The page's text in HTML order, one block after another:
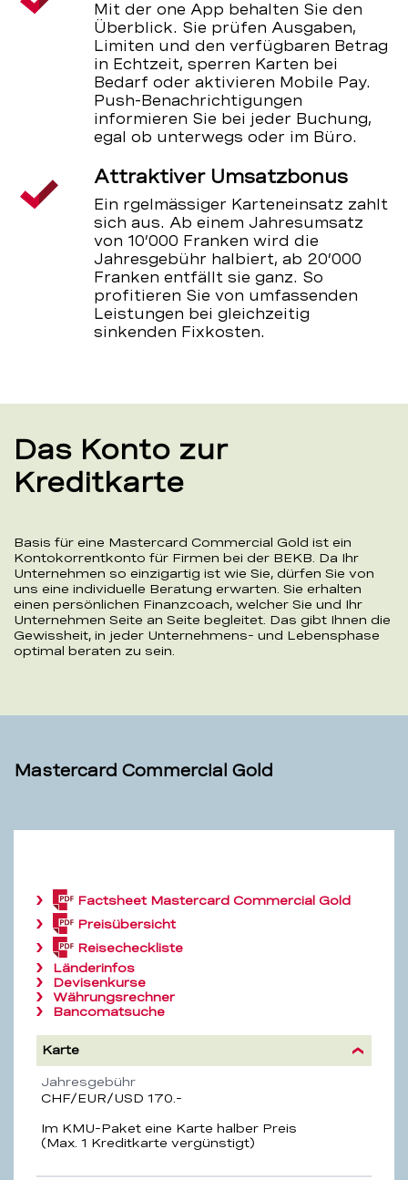
Mit der one App behalten Sie den
Überblick. Sie prüfen Ausgaben,
Limiten und den verfügbaren Betrag
in Echtzeit, sperren Karten bei
Bedarf oder aktivieren Mobile Pay.
Push-Benachrichtigungen
informieren Sie bei jeder Buchung,
egal ob unterwegs oder im Büro.
Attraktiver Umsatzbonus
Ein rgelmässiger Karteneinsatz zahlt
sich aus. Ab einem Jahresumsatz
von 10’000 Franken wird die
Jahresgebühr halbiert, ab 20’000
Franken entfällt sie ganz. So
profitieren Sie von umfassenden
Leistungen bei gleichzeitig
sinkenden Fixkosten.
Das Konto zur
Kreditkarte
Basis für eine Mastercard Commercial Gold ist ein
Kontokorrentkonto für Firmen bei der BEKB. Da Ihr
Unternehmen so einzigartig ist wie Sie, dürfen Sie von
uns eine individuelle Beratung erwarten. Sie erhalten
einen persönlichen Finanzcoach, welcher Sie und Ihr
Unternehmen Seite an Seite begleitet. Das gibt Ihnen die
Gewissheit, in jeder Unternehmens- und Lebensphase
optimal beraten zu sein.
Mastercard Commercial Gold
Factsheet Mastercard Commercial Gold
(PDF,
213.9
KB)
Preisübersicht
(PDF,
4.2
MB)
Reisecheckliste
(PDF,
547.3
KB)
Länderinfos
Devisenkurse
Währungsrechner
Bancomatsuche
Karte
Jahresgebühr
CHF/EUR/USD 170.-
Im KMU-Paket eine Karte halber Preis
(Max. 1 Kreditkarte vergünstigt)